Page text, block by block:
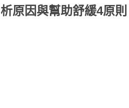
析原因與幫助舒緩4原則